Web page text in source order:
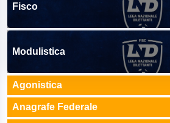
Fisco
Modulistica
Agonistica
Anagrafe Federale